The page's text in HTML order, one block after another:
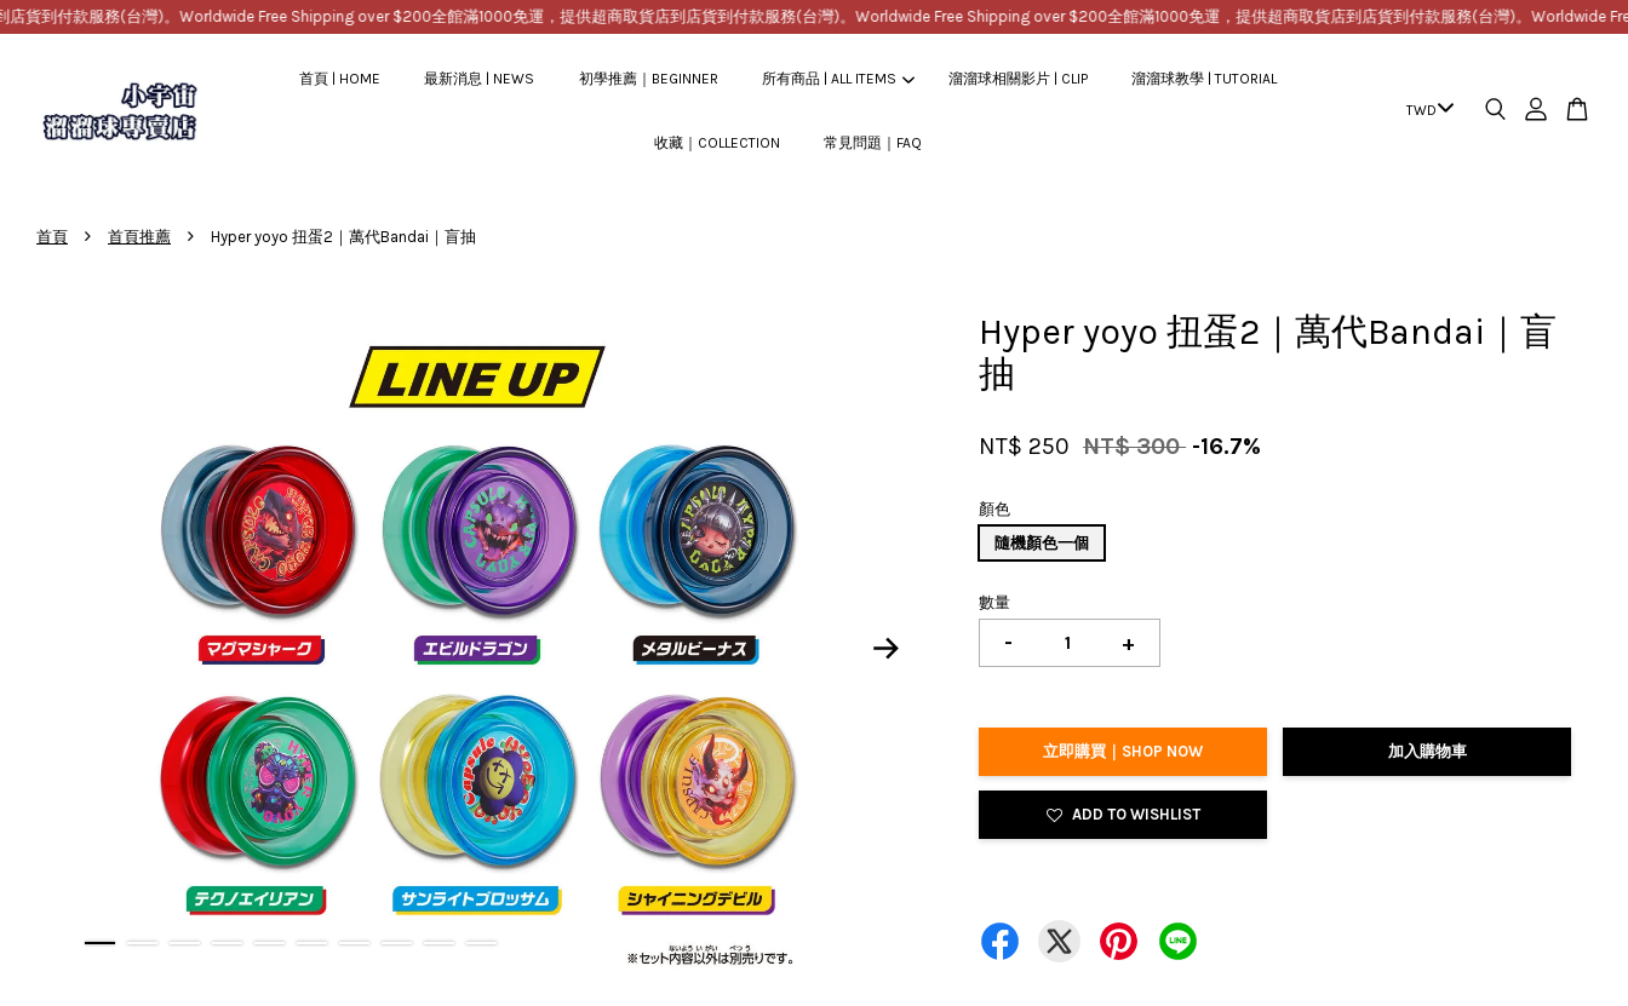
到付款服務(台灣)。Worldwide Free Shipping over $200全館滿1000免運，提供超商取貨店到店貨到付款服務(台灣)。Worldwide Free Shipping over $200全館滿1000免運，提供超商取貨店到店貨到付款服務(台灣)。Worldwide Free
首頁 | HOME 最新消息 | NEWS 初學推薦｜BEGINNER 所有商品 | ALL ITEMS 溜溜球相關影片 | CLIP 溜溜球教學 | TUTORIAL
收藏｜COLLECTION 常見問題｜FAQ
首頁 › 首頁推薦 › Hyper yoyo 扭蛋2｜萬代Bandai｜盲抽
Hyper yoyo 扭蛋2｜萬代Bandai｜盲
抽
NT$ 250 NT$ 300 -16.7%
顏色
隨機顏色一個
數量
- +
立即購買｜SHOP NOW 加入購物車
ADD TO WISHLIST